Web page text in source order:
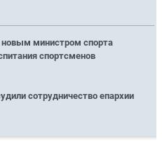
новым министром спорта
спортсменов
сотрудничество епархии